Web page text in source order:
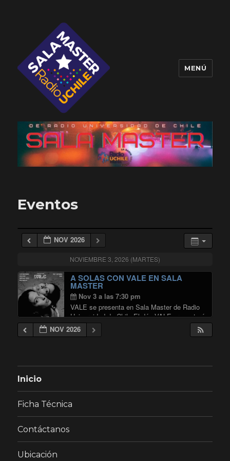
Sala Master
MENÚ
Eventos
NOV 2026
NOVIEMBRE 3, 2026 (MARTES)
A SOLAS CON VALE EN SALA
MASTER
Nov 3 a las 7:30 pm
VALE se presenta en Sala Master de Radio
Universidad de Chile El dúo VALE presentará
un concierto donde desplegará su formato
más íntimo y orgánico, en una propuesta que
NOV 2026
Inicio
Ficha Técnica
Contáctanos
Ubicación